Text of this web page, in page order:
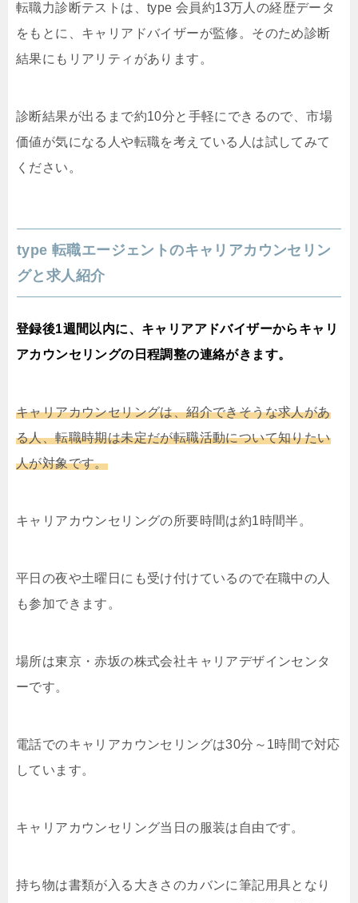
転職力診断テストは、type 会員約13万人の経歴データ
をもとに、キャリアドバイザーが監修。そのため診断
結果にもリアリティがあります。
診断結果が出るまで約10分と手軽にできるので、市場
価値が気になる人や転職を考えている人は試してみて
ください。
type 転職エージェントのキャリアカウンセリン
グと求人紹介
登録後1週間以内に、キャリアアドバイザーからキャリ
アカウンセリングの日程調整の連絡がきます。
キャリアカウンセリングは、紹介できそうな求人があ
る人、転職時期は未定だが転職活動について知りたい
人が対象です。
キャリアカウンセリングの所要時間は約1時間半。
平日の夜や土曜日にも受け付けているので在職中の人
も参加できます。
場所は東京・赤坂の株式会社キャリアデザインセンタ
ーです。
電話でのキャリアカウンセリングは30分～1時間で対応
しています。
キャリアカウンセリング当日の服装は自由です。
持ち物は書類が入る大きさのカバンに筆記用具となり